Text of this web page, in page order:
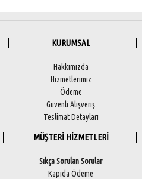
KURUMSAL
Hakkımızda
Hizmetlerimiz
Ödeme
Güvenli Alışveriş
Teslimat Detayları
MÜŞTERİ HİZMETLERİ
Sıkça Sorulan Sorular
Kapıda Ödeme